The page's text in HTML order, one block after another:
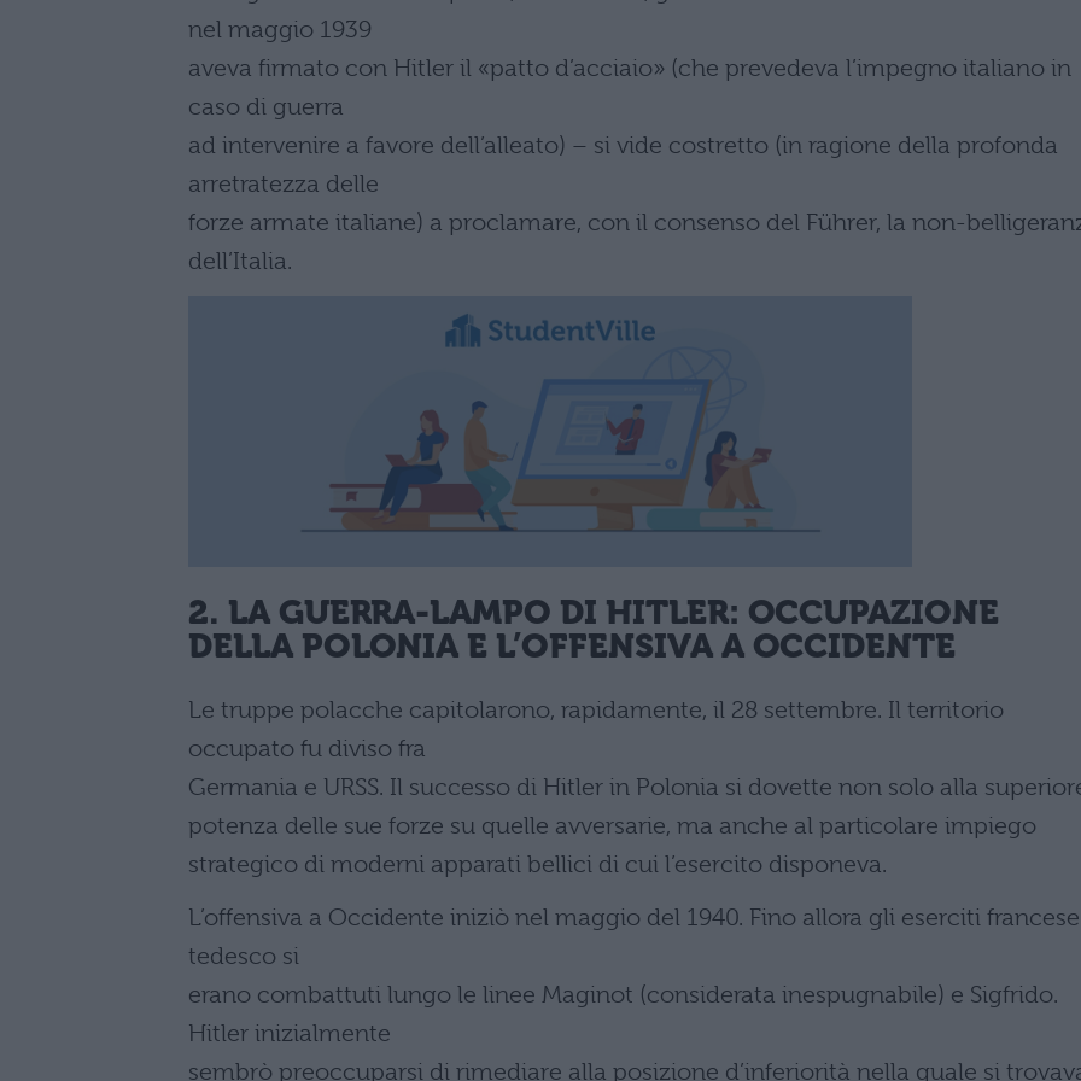
nel maggio 1939
aveva firmato con Hitler il «patto d’acciaio» (che prevedeva l’impegno italiano in
caso di guerra
ad intervenire a favore dell’alleato) – si vide costretto (in ragione della profonda
arretratezza delle
forze armate italiane) a proclamare, con il consenso del Führer, la non-
dell’Italia.
2. LA GUERRA-LAMPO DI HITLER: OCCUPAZIONE
DELLA POLONIA E L’OFFENSIVA A OCCIDENTE
Le truppe polacche capitolarono, rapidamente, il 28 settembre. Il territorio
occupato fu diviso fra
Germania e URSS. Il successo di Hitler in Polonia si dovette non solo alla
potenza delle sue forze su quelle avversarie, ma anche al particolare impiego
strategico di moderni apparati bellici di cui l’esercito disponeva.
L’offensiva a Occidente iniziò nel maggio del 1940. Fino allora gli eserciti
tedesco si
erano combattuti lungo le linee Maginot (considerata inespugnabile) e Sigfrido.
Hitler inizialmente
sembrò preoccuparsi di rimediare alla posizione d’inferiorità nella quale si